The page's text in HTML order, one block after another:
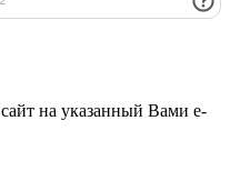
на указанный Вами e-